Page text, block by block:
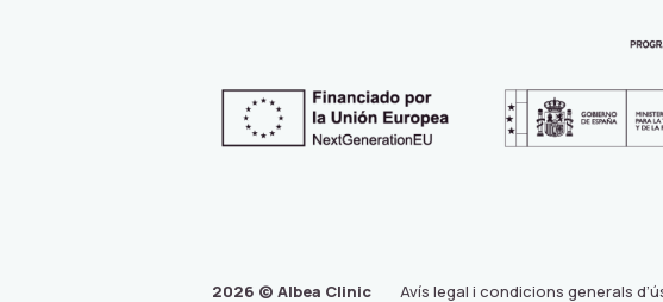
Avís legal i condicions generals
2026 © Albea Clinic